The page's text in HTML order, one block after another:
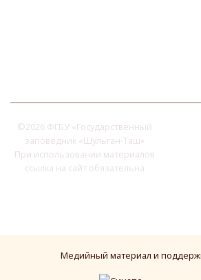
©2026 ФГБУ «Государственный
заповедник «Шульган-Таш»
При использовании материалов
ссылка на сайт обязательна
Медийный материал и